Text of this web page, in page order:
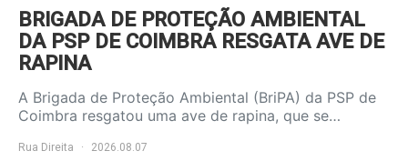
BRIGADA DE PROTEÇÃO AMBIENTAL
DA PSP DE COIMBRA RESGATA AVE DE
RAPINA
A Brigada de Proteção Ambiental (BriPA) da PSP de
Coimbra resgatou uma ave de rapina, que se…
Rua Direita 2026.08.07